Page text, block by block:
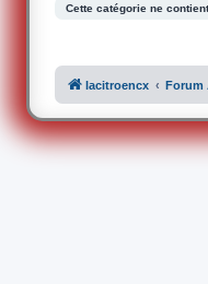
Cette catégorie ne
lacitroencx Forum